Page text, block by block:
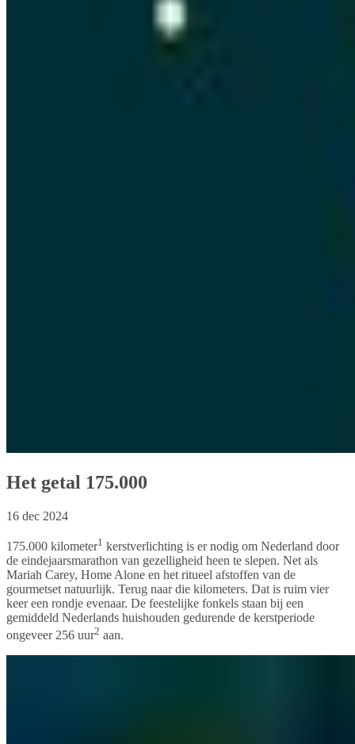
Het getal 175.000
16 dec 2024
175.000 kilometer1 kerstverlichting is er nodig om Nederland door
de eindejaarsmarathon van gezelligheid heen te slepen. Net als
Mariah Carey, Home Alone en het ritueel afstoffen van de
gourmetset natuurlijk. Terug naar die kilometers. Dat is ruim vier
keer een rondje evenaar. De feestelijke fonkels staan bij een
gemiddeld Nederlands huishouden gedurende de kerstperiode
ongeveer 256 uur2 aan.